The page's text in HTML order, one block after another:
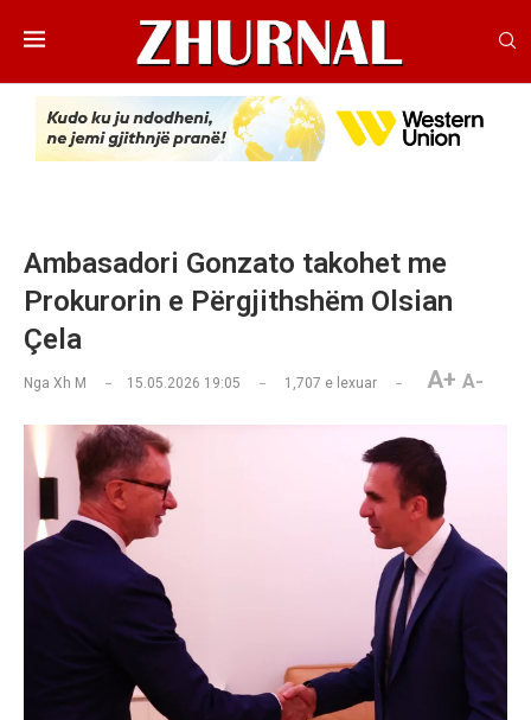
Ambasadori Gonzato takohet me
Prokurorin e Përgjithshëm Olsian
Çela
Nga Xh M 15.05.2026 19:05 1,707 e lexuar A+ A-